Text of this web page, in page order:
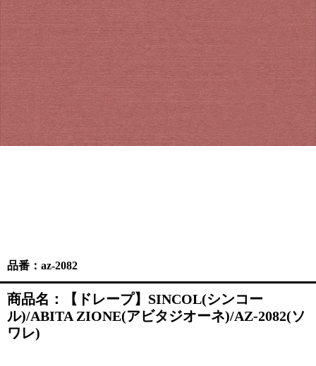
品番：az-2082
商品名：【ドレープ】SINCOL(シンコー
ル)/ABITA ZIONE(アビタジオーネ)/AZ-2082(ソ
ワレ)